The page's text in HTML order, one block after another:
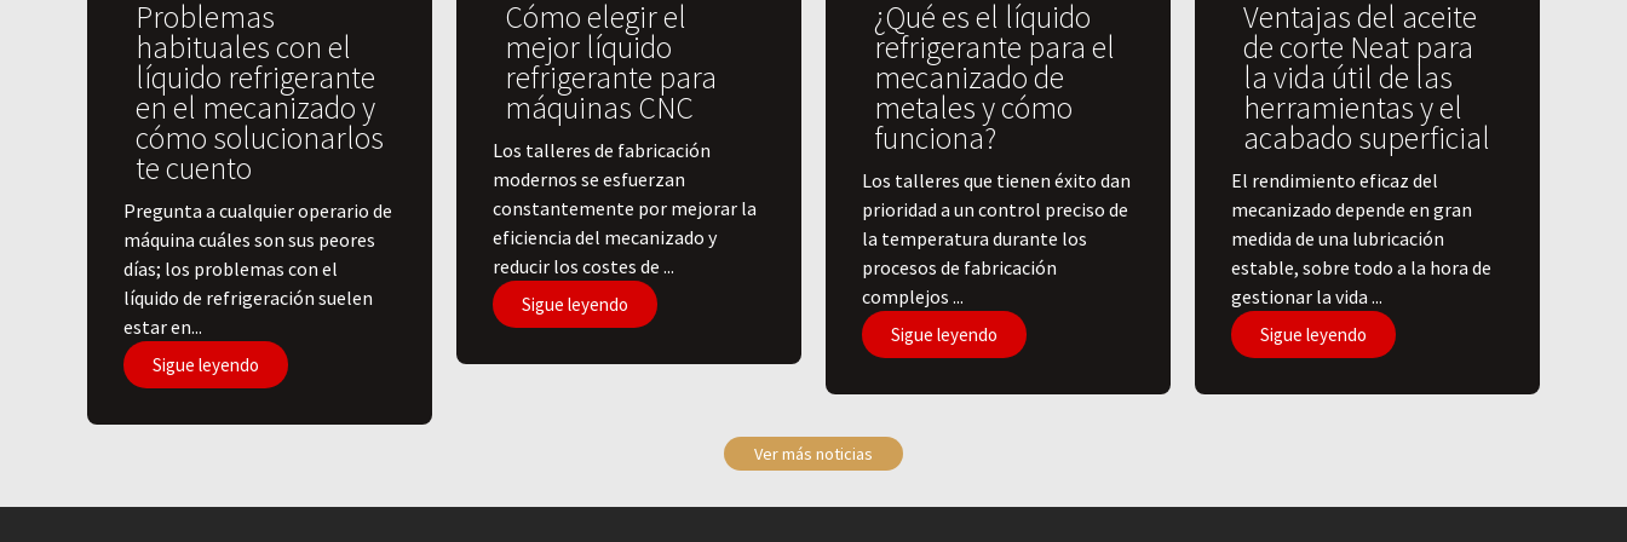
Problemas
habituales con el
líquido refrigerante
en el mecanizado y
cómo solucionarlos
te cuento
Pregunta a cualquier operario de
máquina cuáles son sus peores
días; los problemas con el
líquido de refrigeración suelen
estar en...
Sigue leyendo
Cómo elegir el
mejor líquido
refrigerante para
máquinas CNC
Los talleres de fabricación
modernos se esfuerzan
constantemente por mejorar la
eficiencia del mecanizado y
reducir los costes de ...
Sigue leyendo
¿Qué es el líquido
refrigerante para el
mecanizado de
metales y cómo
funciona?
​Los talleres que tienen éxito dan
prioridad a un control preciso de
la temperatura durante los
procesos de fabricación
complejos ...
Sigue leyendo
Ventajas del aceite
de corte Neat para
la vida útil de las
herramientas y el
acabado superficial
El rendimiento eficaz del
mecanizado depende en gran
medida de una lubricación
estable, sobre todo a la hora de
gestionar la vida ...
Sigue leyendo
Ver más noticias